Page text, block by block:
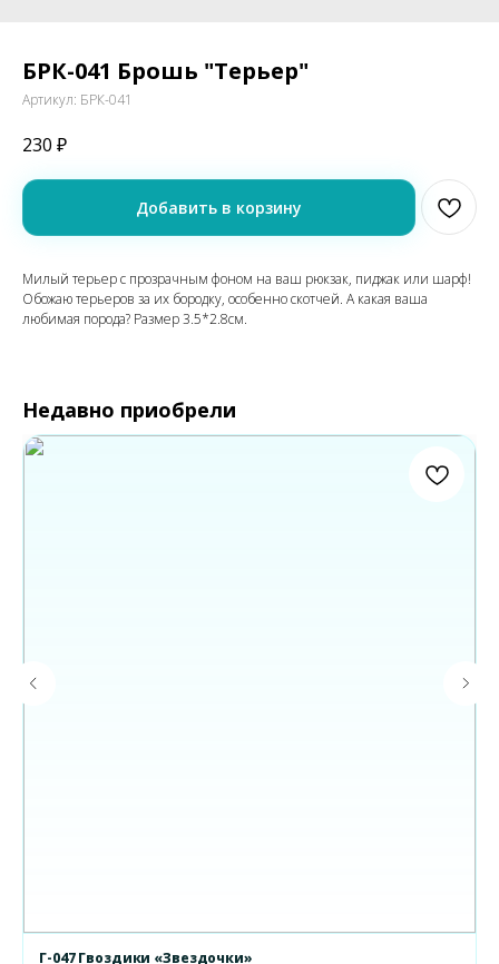
БРК-041 Брошь "Терьер"
Артикул: БРК-041
230 ₽
Добавить в корзину
Милый терьер с прозрачным фоном на ваш рюкзак, пиджак или шарф!
Обожаю терьеров за их бородку, особенно скотчей. А какая ваша
любимая порода? Размер 3.5*2.8см.
Недавно приобрели
Г-047 Гвоздики «Звездочки»